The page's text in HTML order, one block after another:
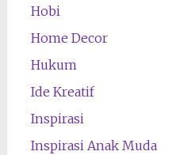
Hobi
Home Decor
Hukum
Ide Kreatif
Inspirasi
Inspirasi Anak Muda